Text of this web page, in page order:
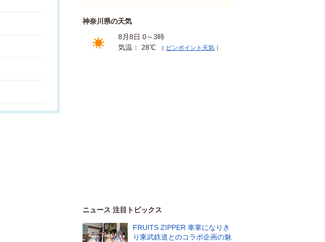
神奈川県の天気
8月8日 0～3時
気温： 28℃
（ ピンポイント天気 ）
ニュース 注目トピックス
FRUITS ZIPPER 車掌になりき
り東武鉄道とのコラボ企画の魅